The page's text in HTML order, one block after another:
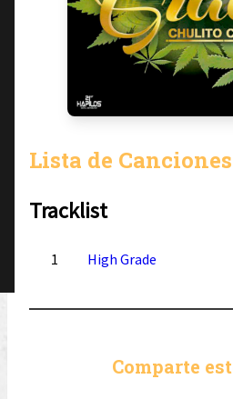
Lista de Canciones
Tracklist
1 High Grade
Comparte